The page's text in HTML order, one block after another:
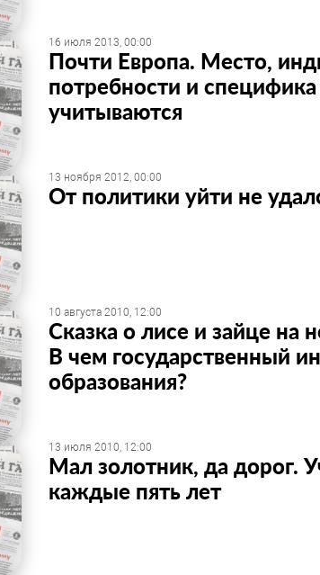
16 июля 2013, 00:00
Почти Европа. Место,
потребности и
учитываются
13 ноября 2012, 00:00
От политики уйти не
10 августа 2010, 12:00
Сказка о лисе и зайце на
В чем государственный
образования?
13 июля 2010, 12:00
Мал золотник, да дорог.
каждые пять лет